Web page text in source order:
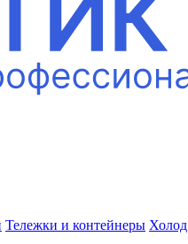
Тележки и контейнеры Холод